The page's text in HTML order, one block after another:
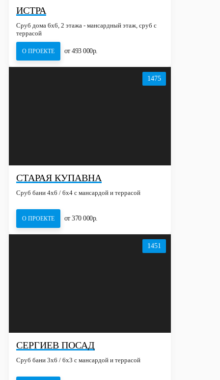
ИСТРА
Сруб дома 6х6, 2 этажа - мансардный этаж, сруб с
террасой
О ПРОЕКТЕ от 493 000р.
1475
СТАРАЯ КУПАВНА
Сруб бани 4х6 / 6x4 с мансардой и террасой
О ПРОЕКТЕ от 370 000р.
1451
СЕРГИЕВ ПОСАД
Сруб бани 3х6 / 6x3 с мансардой и террасой